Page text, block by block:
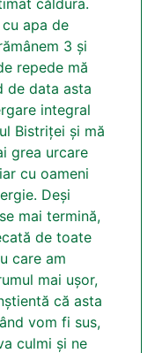
apa de
3 și
repede mă
de data asta
integral
Bistriței și mă
grea urcare
cu oameni
Deși
mai termină,
de toate
care am
mai ușor,
că asta
vom fi sus,
culmi și ne